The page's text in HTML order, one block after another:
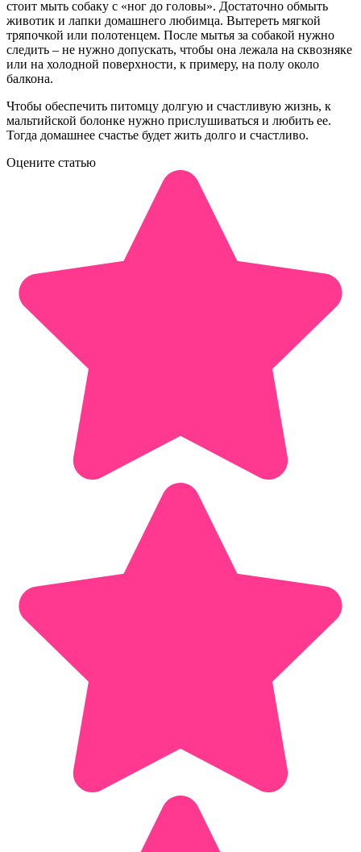
стоит мыть собаку с «ног до головы». Достаточно обмыть
животик и лапки домашнего любимца. Вытереть мягкой
тряпочкой или полотенцем. После мытья за собакой нужно
следить – не нужно допускать, чтобы она лежала на сквозняке
или на холодной поверхности, к примеру, на полу около
балкона.
Чтобы обеспечить питомцу долгую и счастливую жизнь, к
мальтийской болонке нужно прислушиваться и любить ее.
Тогда домашнее счастье будет жить долго и счастливо.
Оцените статью